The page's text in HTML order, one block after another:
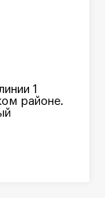
1
районе.